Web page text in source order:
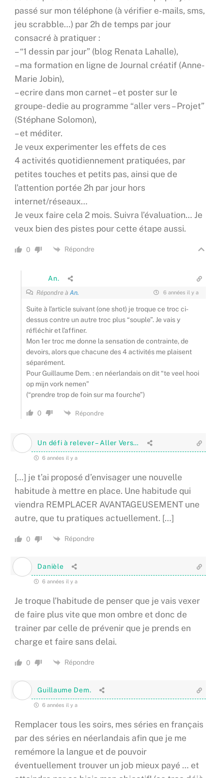
passé sur mon téléphone (à vérifier e-mails, sms,
jeu scrabble…) par 2h de temps par jour
consacré à pratiquer :
– “1 dessin par jour” (blog Renata Lahalle),
– ma formation en ligne de Journal créatif (Anne-
Marie Jobin),
– ecrire dans mon carnet – et poster sur le
groupe- dedie au programme “aller vers – Projet”
(Stéphane Solomon),
– et méditer.
Je veux experimenter les effets de ces
4 activités quotidiennement pratiquées, par
petites touches et petits pas, ainsi que de
l’attention portée 2h par jour hors
internet/réseaux…
Je veux faire cela 2 mois. Suivra l’évaluation… Je
veux bien des pistes pour cette étape aussi.
0 Répondre
An.
Répondre àAn. 6 années il y a
Suite à l’article suivant (one shot) je troque ce troc ci-
dessus contre un autre troc plus “souple”. Je vais y
réfléchir et l’affiner.
Mon 1er troc me donne la sensation de contrainte, de
devoirs, alors que chacune des 4 activités me plaisent
séparément.
Pour Guillaume Dem. : en néerlandais on dit “te veel hooi
op mijn vork nemen”
(“prendre trop de foin sur ma fourche”)
0 Répondre
Un défi à relever – Aller Vers…
6 années il y a
[…] je t’ai proposé d’envisager une nouvelle
habitude à mettre en place. Une habitude qui
viendra REMPLACER AVANTAGEUSEMENT une
autre, que tu pratiques actuellement. […]
0 Répondre
Danièle
6 années il y a
Je troque l’habitude de penser que je vais vexer
de faire plus vite que mon ombre et donc de
trainer par celle de prévenir que je prends en
charge et faire sans delai.
0 Répondre
Guillaume Dem.
6 années il y a
Remplacer tous les soirs, mes séries en français
par des séries en néerlandais afin que je me
remémore la langue et de pouvoir
éventuellement trouver un job mieux payé … et